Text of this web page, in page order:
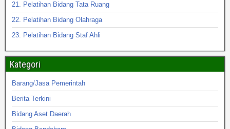
21. Pelatihan Bidang Tata Ruang
22. Pelatihan Bidang Olahraga
23. Pelatihan Bidang Staf Ahli
Kategori
Barang/Jasa Pemerintah
Berita Terkini
Bidang Aset Daerah